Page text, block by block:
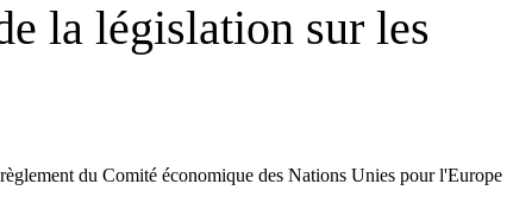
la législation sur les
du Comité économique des Nations Unies pour l'Europe